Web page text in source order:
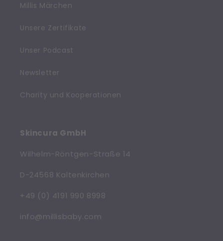
Millis Märchen
Unsere Zertifikate
Unser Podcast
Newsletter
Charity und Kooperationen
Skincura GmbH
Wilhelm-Röntgen-Straße 14
D-24568 Kaltenkirchen
+49 (0) 4191 990 8998
info@millisbaby.com